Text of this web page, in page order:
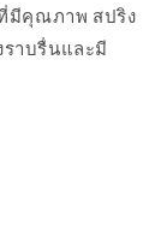
มีคุณภาพ สปริง
าบรื่นและมี